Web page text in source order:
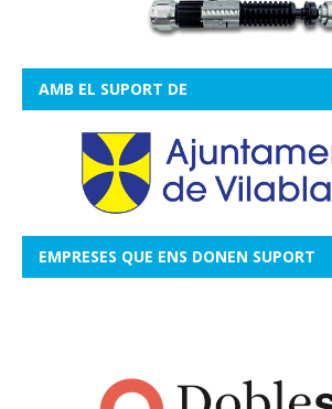
AMB EL SUPORT DE
EMPRESES QUE ENS DONEN SUPORT